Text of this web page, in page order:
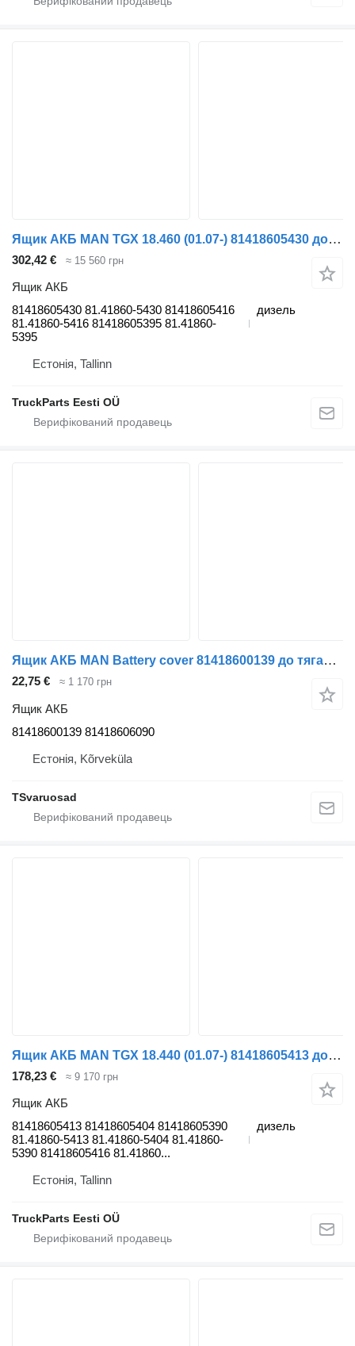
Ящик АКБ MAN TGX 18.460 (01.07-) 81418605430 до тягача MAN TGL, TGM, TGS, TGX (2005-2021)
302,42 € ≈ 15 560 грн
Ящик АКБ
81418605430 81.41860-5430 81418605416
81.41860-5416 81418605395 81.41860-
5395
дизель
Естонія, Tallinn
TruckParts Eesti OÜ
Ящик АКБ MAN Battery cover 81418600139 до тягача MAN TGX 26.360 6X2
22,75 € ≈ 1 170 грн
Ящик АКБ
81418600139 81418606090
Естонія, Kõrveküla
TSvaruosad
Ящик АКБ MAN TGX 18.440 (01.07-) 81418605413 до тягача MAN TGL, TGM, TGS, TGX (2005-2021)
178,23 € ≈ 9 170 грн
Ящик АКБ
81418605413 81418605404 81418605390
81.41860-5413 81.41860-5404 81.41860-
5390 81418605416 81.41860...
дизель
Естонія, Tallinn
TruckParts Eesti OÜ